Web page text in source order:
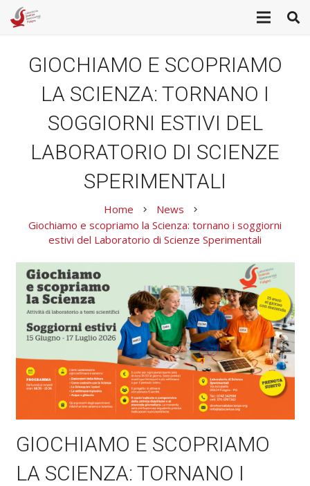
GIOCHIAMO E SCOPRIAMO
LA SCIENZA: TORNANO I
SOGGIORNI ESTIVI DEL
LABORATORIO DI SCIENZE
SPERIMENTALI
Home keyboard_arrow_right News keyboard_arrow_right
Giochiamo e scopriamo la Scienza: tornano i soggiorni
estivi del Laboratorio di Scienze Sperimentali
GIOCHIAMO E SCOPRIAMO
LA SCIENZA: TORNANO I